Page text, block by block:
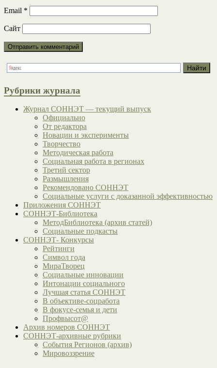
Email *
Сайт
Рубрики журнала
Журнал СОННЭТ — текущий выпуск
Официально
От редактора
Новации и эксперименты
Творчество
Методическая работа
Социальная работа в регионах
Третий сектор
Размышления
Рекомендовано СОННЭТ
Социальные услуги с доказанной эффективностью
Приложения СОННЭТ
СОННЭТ-Библиотека
МетодБиблиотека (архив статей)
Социальные подкасты
СОННЭТ- Конкурсы
Рейтинги
Символ года
МираТворец
Социальные инновации
Интонации социального
Лучшая статья СОННЭТ
В объективе-соцработа
В фокусе-семья и дети
Профвысот@
Архив номеров СОННЭТ
СОННЭТ-архивные рубрики
События Регионов (архив)
Мировоззрение